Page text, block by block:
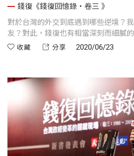
錢復《錢復回憶錄・卷三 》
對於台灣的外交到底遇到哪些逆境？
友？對此，錢復也有相當深刻而細膩
收藏 分享 2020/06/23